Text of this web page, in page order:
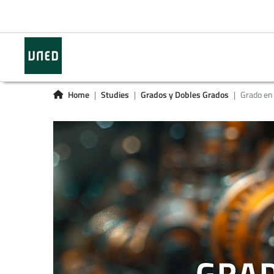
Home Studies Grados y Dobles Grados Grado